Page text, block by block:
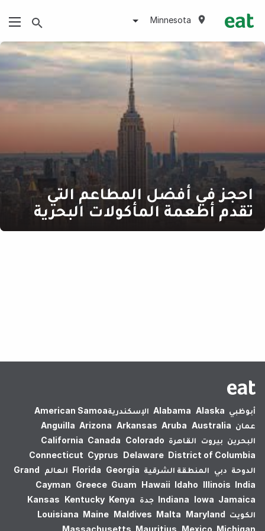
Minnesota
احجز في أفضل المطاعم التي
تقدم أطعمة المأكولات البحرية
أبوظبي Alabama Alaska الإسكندرية‎American Samoa
عمان
Anguilla Arizona Arkansas Aruba Australia
البحرين بيروت القاهرة California Canada Colorado
Connecticut Cyprus Delaware District of Columbia
الدوحة دبي المنطقة الشرقية Florida Georgia العالم
Grand
Cayman Greece Guam Hawaii Idaho Illinois India
Indiana Iowa Jamaica جدة Kansas Kentucky Kenya
الكويت
Louisiana Maine Maldives Malta Maryland